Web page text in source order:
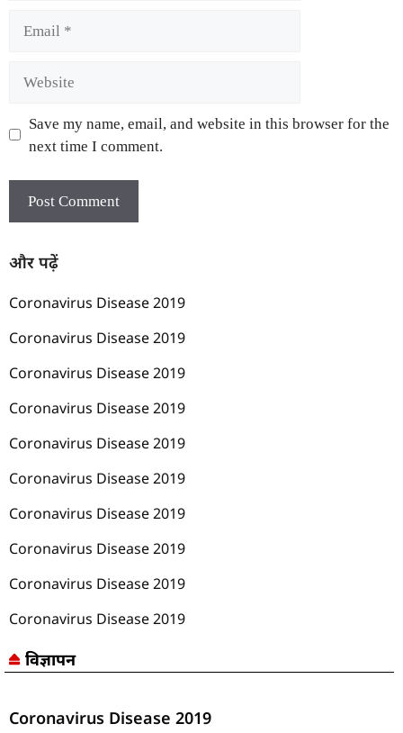
Save my name, email, and website in this browser for the
next time I comment.
और पढ़ें
Coronavirus Disease 2019
Coronavirus Disease 2019
Coronavirus Disease 2019
Coronavirus Disease 2019
Coronavirus Disease 2019
Coronavirus Disease 2019
Coronavirus Disease 2019
Coronavirus Disease 2019
Coronavirus Disease 2019
Coronavirus Disease 2019
विज्ञापन
Coronavirus Disease 2019